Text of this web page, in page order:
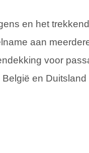
en het
aan
voor
en